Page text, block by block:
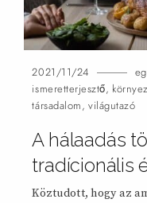
2021/11/24
ismeretterjesztő,
társadalom,világutazó
A hálaadás
tradícionális
Köztudott, hogy az